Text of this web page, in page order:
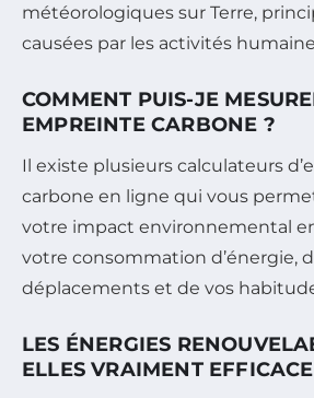
météorologiques sur Terre,
causées par les activités
COMMENT PUIS-JE
EMPREINTE CARBONE ?
Il existe plusieurs calculateurs
carbone en ligne qui vous
votre impact environnemental
votre consommation d’énergie,
déplacements et de vos
LES ÉNERGIES
ELLES VRAIMENT